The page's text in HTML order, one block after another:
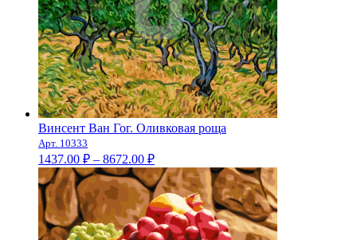
Винсент Ван Гог. Оливковая роща
Арт. 10333
1437.00 ₽ – 8672.00 ₽Диапазон
цен:
1437.00 ₽
–
8672.00 ₽